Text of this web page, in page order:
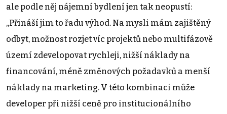
ale podle něj nájemní bydlení jen tak neopustí:
„Přináší jim to řadu výhod. Na mysli mám zajištěný
odbyt, možnost rozjet víc projektů nebo multifázově
území zdevelopovat rychleji, nižší náklady na
financování, méně změnových požadavků a menší
náklady na marketing. V této kombinaci může
developer při nižší ceně pro institucionálního